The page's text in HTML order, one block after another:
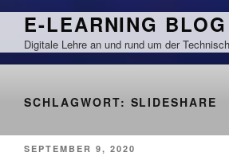
Zum
springen
E-LEARNING BLOG
Digitale Lehre an und rund um der
SCHLAGWORT: SLIDESHARE
VERÖFFENTLICHT
SEPTEMBER 9, 2020